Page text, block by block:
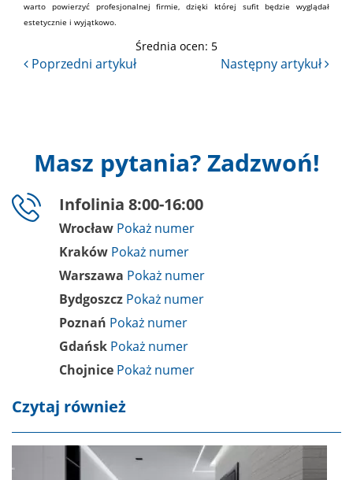
warto powierzyć profesjonalnej firmie, dzięki której sufit będzie wyglądał
estetycznie i wyjątkowo.
Średnia ocen: 5
Masz pytania? Zadzwoń!
Infolinia 8:00-16:00
Wrocław
Kraków
Warszawa
Bydgoszcz
Poznań
Gdańsk
Chojnice
Czytaj również